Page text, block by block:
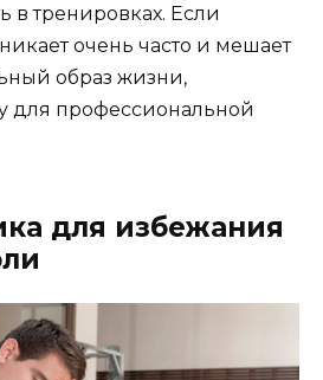
в тренировках. Если
очень часто и мешает
образ жизни,
для профессиональной
для избежания